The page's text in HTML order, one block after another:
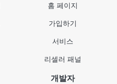
홈 페이지
가입하기
서비스
리셀러 패널
개발자